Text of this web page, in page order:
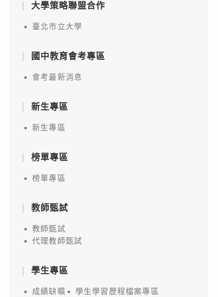
大學策略聯盟合作
臺北市立大學
國中教育會考專區
會考最新消息
新生專區
新生專區
榜單專區
榜單專區
教師甄試
教師甄試
代理教師甄試
學生專區
成績缺曠
學生學習歷程檔案專區